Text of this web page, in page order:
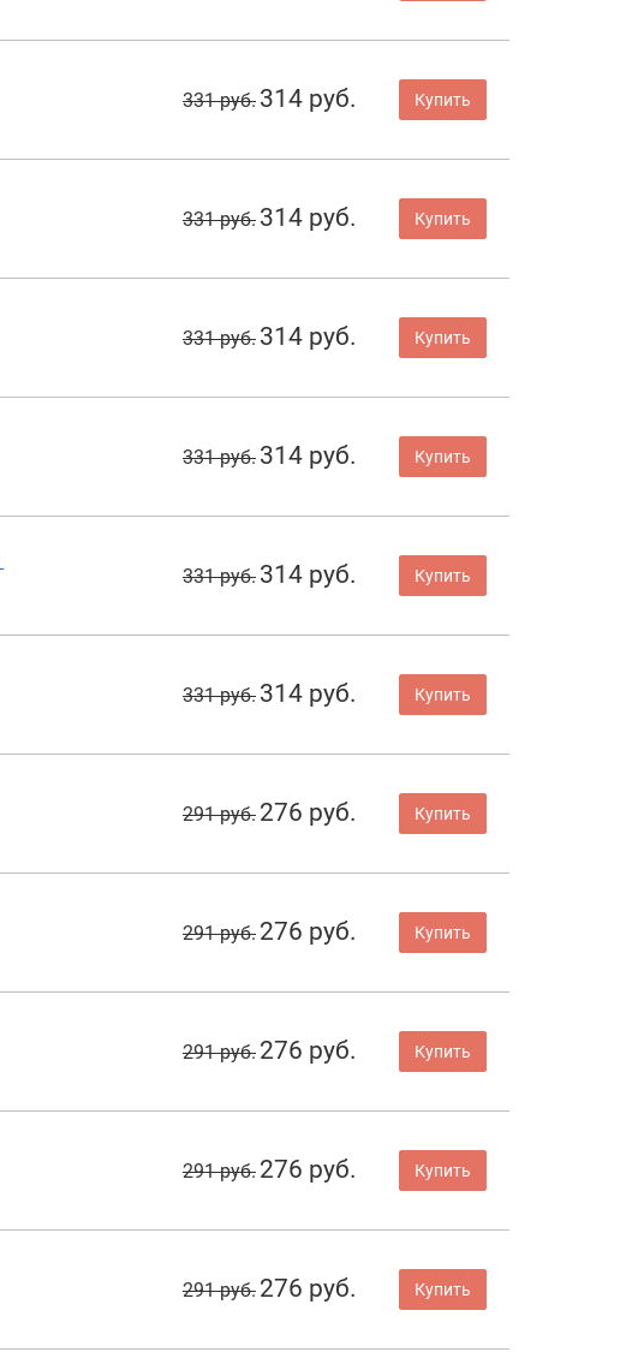
331 руб. 314 руб. Купить
331 руб. 314 руб. Купить
331 руб. 314 руб. Купить
331 руб. 314 руб. Купить
331 руб. 314 руб. Купить
331 руб. 314 руб. Купить
291 руб. 276 руб. Купить
291 руб. 276 руб. Купить
291 руб. 276 руб. Купить
291 руб. 276 руб. Купить
291 руб. 276 руб. Купить